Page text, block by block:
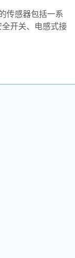
传感器包括一系
开关、电感式接